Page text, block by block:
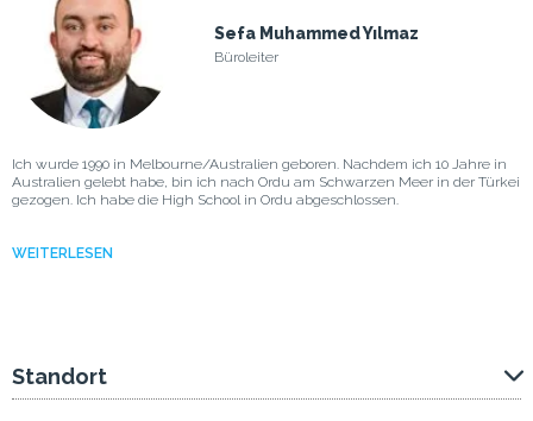
Sefa Muhammed Yılmaz
Büroleiter
Ich wurde 1990 in Melbourne/Australien geboren. Nachdem ich 10 Jahre in
Australien gelebt habe, bin ich nach Ordu am Schwarzen Meer in der Türkei
gezogen. Ich habe die High School in Ordu abgeschlossen.
WEITERLESEN
Standort